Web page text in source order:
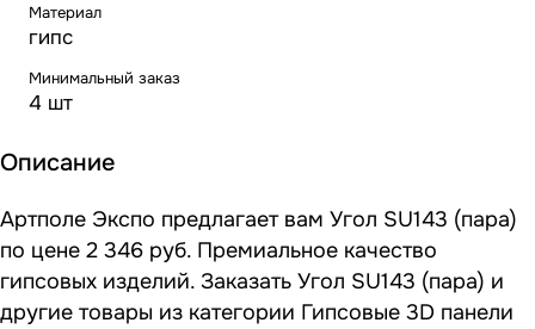
Материал
гипс
Минимальный заказ
4 шт
Описание
Артполе Экспо предлагает вам Угол SU143 (пара)
по цене 2 346 руб. Премиальное качество
гипсовых изделий. Заказать Угол SU143 (пара) и
другие товары из категории Гипсовые 3D панели